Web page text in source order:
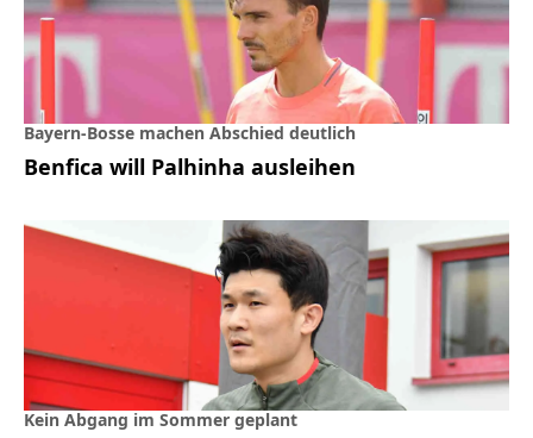
Bayern-Bosse machen Abschied deutlich
Benfica will Palhinha ausleihen
Kein Abgang im Sommer geplant